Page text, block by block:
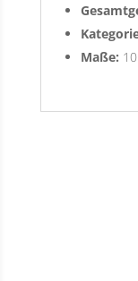
Maße: